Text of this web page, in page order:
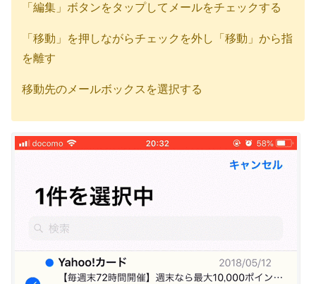
「編集」ボタンをタップしてメールをチェックする
「移動」を押しながらチェックを外し「移動」から指
を離す
移動先のメールボックスを選択する